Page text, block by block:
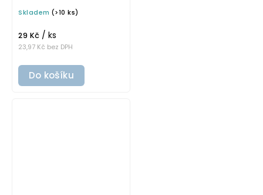
omyvatelná samolepka
Skladem (>10 ks)
23,97 Kč bez DPH
29 Kč / ks
Do košíku